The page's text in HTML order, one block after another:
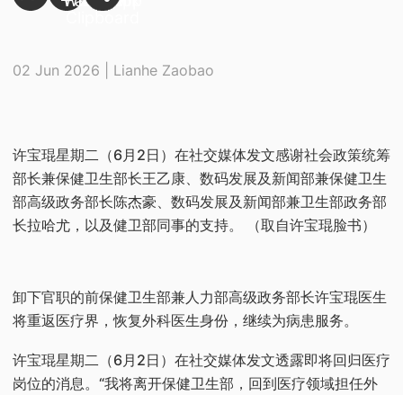
02 Jun 2026 | Lianhe Zaobao
许宝琨星期二（6月2日）在社交媒体发文感谢社会政策统筹
部长兼保健卫生部长王乙康、数码发展及新闻部兼保健卫生
部高级政务部长陈杰豪、数码发展及新闻部兼卫生部政务部
长拉哈尤，以及健卫部同事的支持。 （取自许宝琨脸书）
卸下官职的前保健卫生部兼人力部高级政务部长许宝琨医生
将重返医疗界，恢复外科医生身份，继续为病患服务。
许宝琨星期二（6月2日）在社交媒体发文透露即将回归医疗
岗位的消息。“我将离开保健卫生部，回到医疗领域担任外